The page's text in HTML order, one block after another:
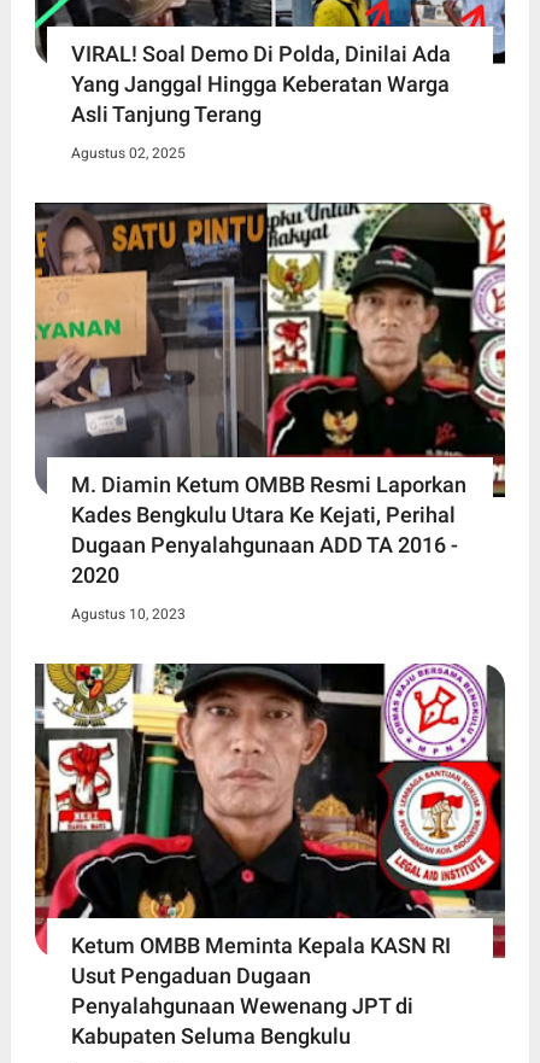
VIRAL! Soal Demo Di Polda, Dinilai Ada
Yang Janggal Hingga Keberatan Warga
Asli Tanjung Terang
Agustus 02, 2025
M. Diamin Ketum OMBB Resmi Laporkan
Kades Bengkulu Utara Ke Kejati, Perihal
Dugaan Penyalahgunaan ADD TA 2016 -
2020
Agustus 10, 2023
Ketum OMBB Meminta Kepala KASN RI
Usut Pengaduan Dugaan
Penyalahgunaan Wewenang JPT di
Kabupaten Seluma Bengkulu